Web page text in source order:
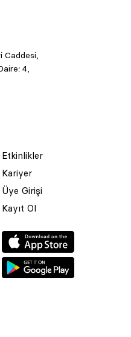
Caddesi,
4,
Etkinlikler
Kariyer
Üye Girişi
Kayıt Ol
Ltd. Şti. Bu Sitede Bulunan